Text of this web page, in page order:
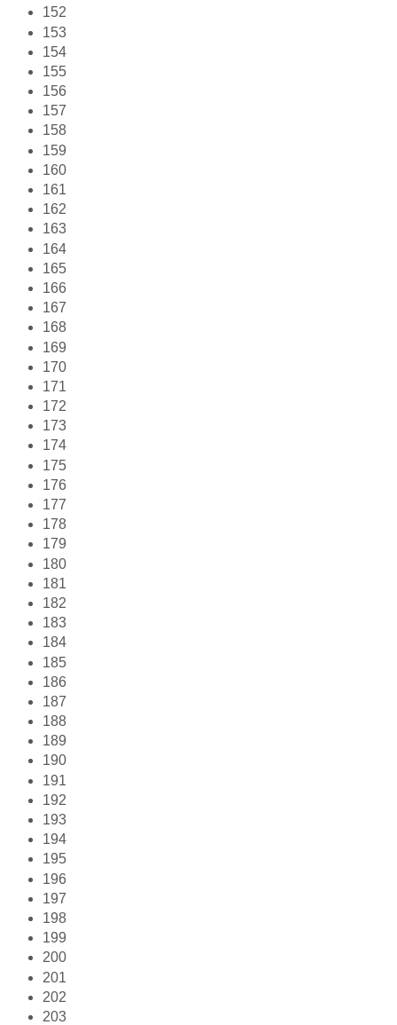
152
153
154
155
156
157
158
159
160
161
162
163
164
165
166
167
168
169
170
171
172
173
174
175
176
177
178
179
180
181
182
183
184
185
186
187
188
189
190
191
192
193
194
195
196
197
198
199
200
201
202
203